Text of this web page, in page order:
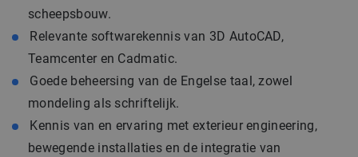
scheepsbouw.
Relevante softwarekennis van 3D AutoCAD,
Teamcenter en Cadmatic.
Goede beheersing van de Engelse taal, zowel
mondeling als schriftelijk.
Kennis van en ervaring met exterieur engineering,
bewegende installaties en de integratie van